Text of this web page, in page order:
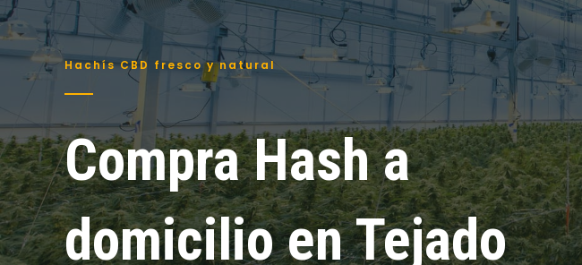
Hachís CBD fresco y natural
Compra Hash a
domicilio en Tejado